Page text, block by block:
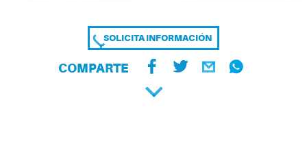
SOLICITA INFORMACIÓN
COMPARTE